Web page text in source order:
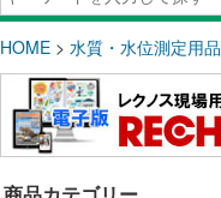
HOME > 水質・水位測定用品